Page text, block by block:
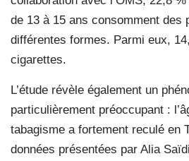
de 13 à 15 ans consomment des
différentes formes. Parmi eux,
cigarettes.
L’étude révèle également un
particulièrement préoccupant :
tabagisme a fortement reculé en
données présentées par Alia